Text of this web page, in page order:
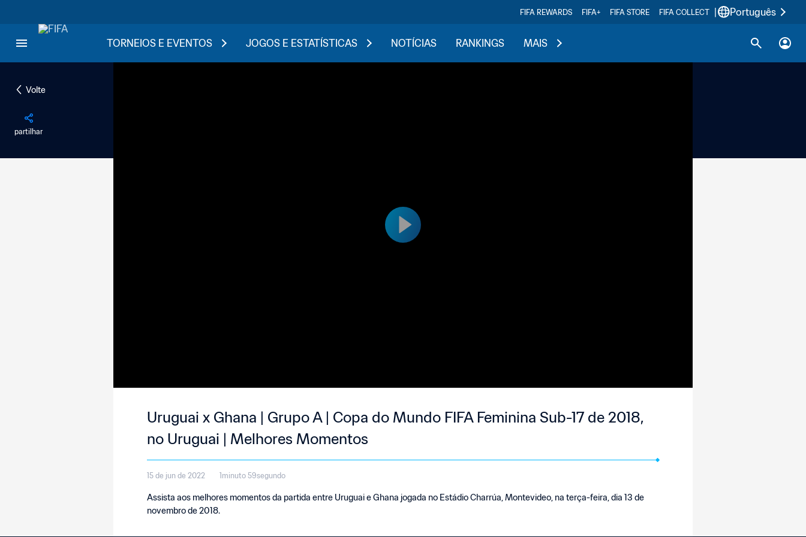
FIFA REWARDS FIFA+ FIFA STORE FIFA COLLECT Português
TORNEIOS E EVENTOS JOGOS E ESTATÍSTICAS NOTÍCIAS RANKINGS MAIS
Volte
partilhar
Uruguai x Ghana | Grupo A | Copa do Mundo FIFA Feminina Sub-17 de 2018,
no Uruguai | Melhores Momentos
15 de jun de 2022 1minuto 59segundo
Assista aos melhores momentos da partida entre Uruguai e Ghana jogada no Estádio Charrúa, Montevideo, na terça-feira, dia 13 de
novembro de 2018.